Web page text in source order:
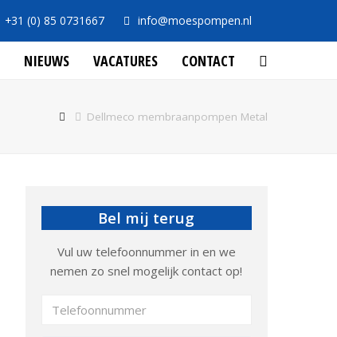
+31 (0) 85 0731667 info@moespompen.nl
NIEUWS VACATURES CONTACT
Dellmeco membraanpompen Metal
Bel mij terug
Vul uw telefoonnummer in en we
nemen zo snel mogelijk contact op!